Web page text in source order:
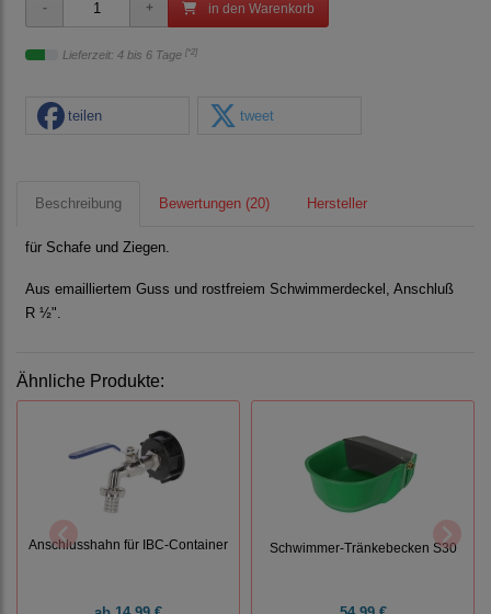
in den Warenkorb
Lieferzeit: 4 bis 6 Tage [*2]
teilen tweet
Beschreibung Bewertungen (20) Hersteller
für Schafe und Ziegen.
Aus emailliertem Guss und rostfreiem Schwimmerdeckel, Anschluß
R ½".
Ähnliche Produkte:
Anschlusshahn für IBC-Container Schwimmer-Tränkebecken S30